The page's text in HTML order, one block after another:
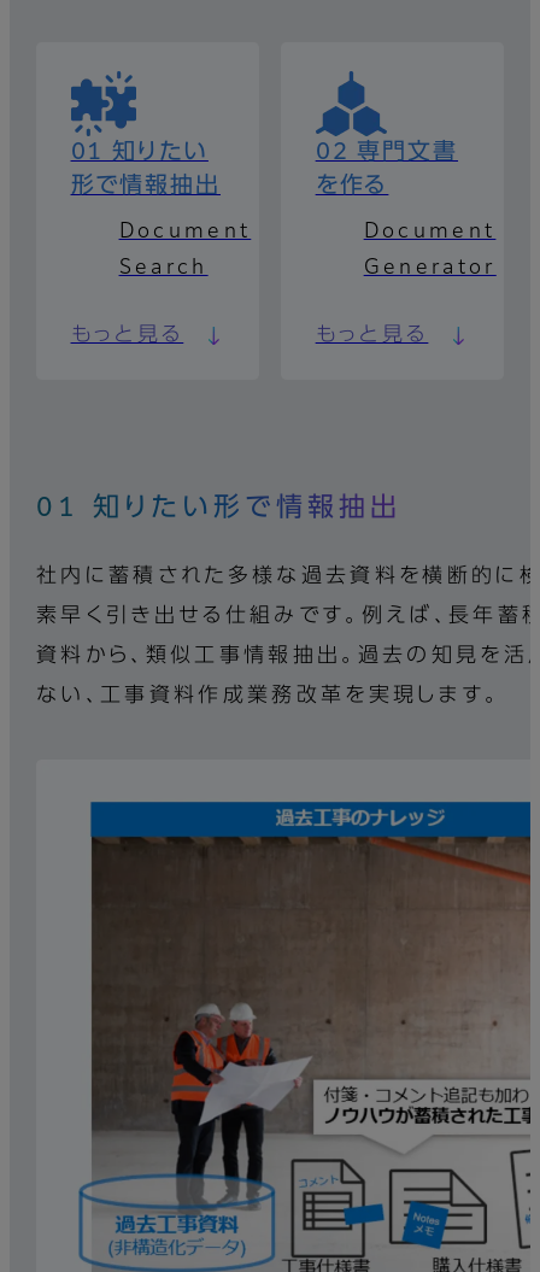
01 知りたい
形で情報抽出
Document
Search
もっと見る
02 専門文書
を作る
Document
Generator
もっと見る
01 知りたい形で情報抽出
社内に蓄積された多様な過去資料を横断的に検
素早く引き出せる仕組みです。例えば、長年
資料から、類似工事情報抽出。過去の知見を活
ない、工事資料作成業務改革を実現します。